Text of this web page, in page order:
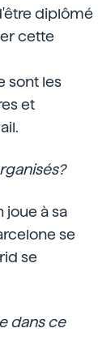
diplômé
cette
sont les
et
joue à sa
se
se
dans ce